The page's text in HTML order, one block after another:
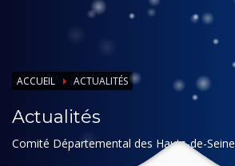
ACCUEIL ACTUALITÉS
Actualités
Comité Départemental des Hauts-de-Seine